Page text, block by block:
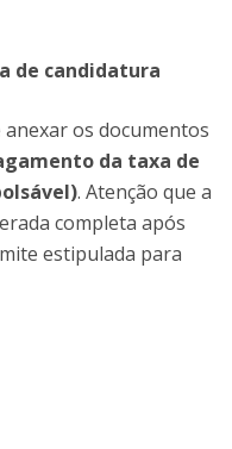
de candidatura
os documentos
da taxa de
. Atenção que a
completa após
estipulada para